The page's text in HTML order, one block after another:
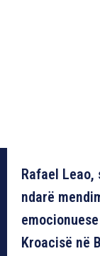
Rafael
ndarë
Kroacisë në